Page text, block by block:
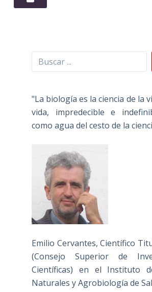
Buscar
"La biología es la ciencia de la
vida, impredecible e
como agua del cesto de la
Emilio Cervantes, Científico
(Consejo Superior de
Científicas) en el Instituto
Naturales y Agrobiología de